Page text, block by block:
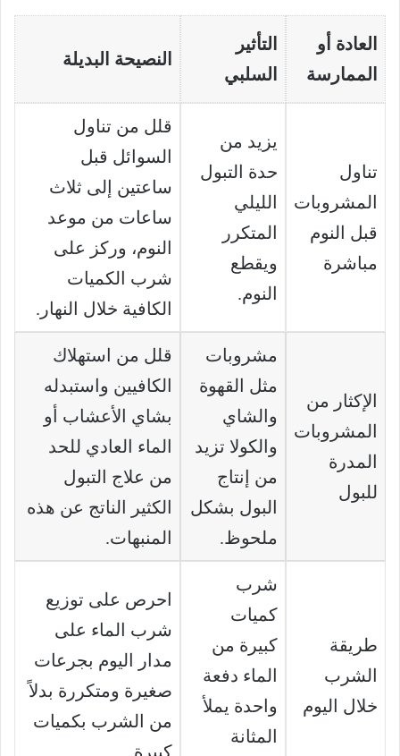
العادة أو
الممارسة
التأثير
السلبي
النصيحة البديلة
تناول
المشروبات
قبل النوم
مباشرة
يزيد من
حدة التبول
الليلي
المتكرر
ويقطع
النوم.
قلل من تناول
السوائل قبل
ساعتين إلى ثلاث
ساعات من موعد
النوم، وركز على
شرب الكميات
الكافية خلال النهار.
الإكثار من
المشروبات
المدرة
للبول
مشروبات
مثل القهوة
والشاي
والكولا تزيد
من إنتاج
البول بشكل
ملحوظ.
قلل من استهلاك
الكافيين واستبدله
بشاي الأعشاب أو
الماء العادي للحد
من علاج التبول
الكثير الناتج عن هذه
المنبهات.
طريقة
الشرب
خلال اليوم
شرب
كميات
كبيرة من
الماء دفعة
واحدة يملأ
المثانة
احرص على توزيع
شرب الماء على
مدار اليوم بجرعات
صغيرة ومتكررة بدلاً
من الشرب بكميات
كبيرة.